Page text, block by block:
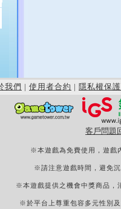
我們 | 使用者合約 | 隱私權保護
客戶問題
※本遊戲為免費使用，遊戲
※請注意遊戲時間，避免
※本遊戲提供之機會中獎商品，
※於平台上尊重包容多元性別